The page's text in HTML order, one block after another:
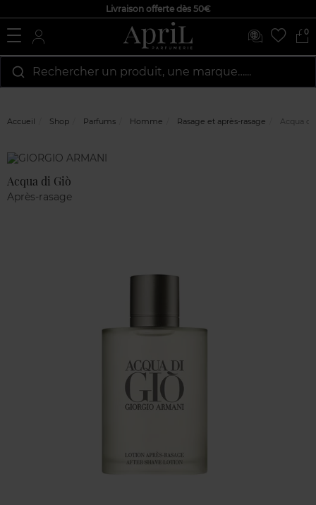
Livraison offerte dès 50€
0
Rechercher un produit, une marque…...
Accueil Shop Parfums Homme Rasage et après-rasage Acqua di
Marque
Acqua di Giò
Après-rasage